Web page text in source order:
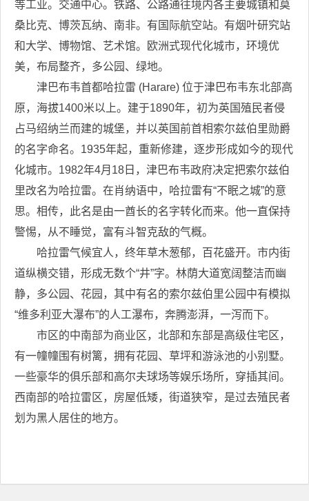
等工业。交通中心。铁路、公路通往境内各主要城镇和莫
桑比克、博茨瓦纳、南非。有国际航空站。有烟叶研究站
和大学、博物馆、艺术馆。欧洲式现代化城市，环境优
美，布局整齐，多公园、绿地。
津巴布韦首都哈拉雷 (Harare) 位于津巴布韦东北部高
原，海拔1400米以上。建于1890年，初为英国殖民者侵
占马绍纳兰而建的城堡，并以英国前首相索尔兹伯里勋爵
的名字命名。1935年起，重新修建，逐步形成如今的现代
化城市。1982年4月18日，津巴布韦政府决定把索尔兹伯
里改名为哈拉雷。在肖纳语中，哈拉雷有“不眠之城”的意
思。相传，此名是由一酋长的名字转化而来。他一直保持
警惕，从不睡觉，富有斗智克敌的气概。
哈拉雷气候宜人，终年草木葱郁，百花盛开。市内街
道纵横交错，形成无数个“井”字。林荫大道宽阔整洁而幽
静，多公园、花园，其中有名的索尔兹伯里公园中有模拟
“维多利亚大瀑布”的人工瀑布，奔腾澎湃，一泻而下。
市区的中南部为商业区，北部和东部是高级住宅区，
有一幢幢围有树篱，拥有花园、草坪和游泳池的小别墅。
一些豪华的俱乐部和高尔夫球场等娱乐场所，穿插其间。
西南部的哈拉雷区，房屋低矮，街道狭窄，是过去殖民者
划为黑人居住的地方。